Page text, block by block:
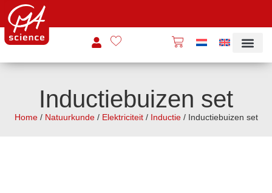
Inductiebuizen set
Home/ Natuurkunde/ Elektriciteit/ Inductie/ Inductiebuizen set